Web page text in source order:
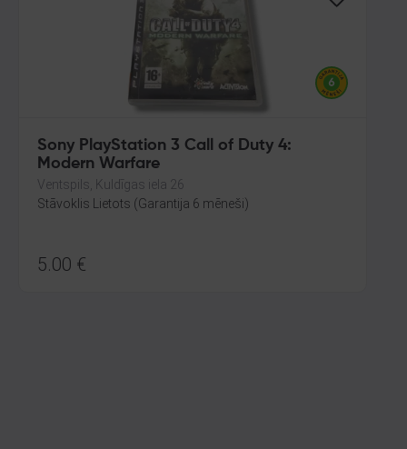
Sony PlayStation 3 Call of Duty 4:
Modern Warfare
Ventspils, Kuldīgas iela 26
Stāvoklis Lietots (Garantija 6 mēneši)
5.00 €